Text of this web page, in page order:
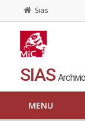
Sias
SIAS
MENU